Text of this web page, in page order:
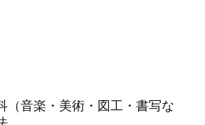
（音楽・美術・図工・書写な